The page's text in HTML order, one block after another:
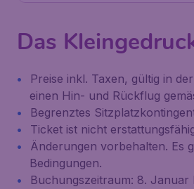
Das
Preise inkl. Taxen, gültig in
einen Hin- und Rückflug
Begrenztes
Ticket ist nicht
Änderungen vorbehalten. Es
Bedingungen.
Buchungszeitraum: 8. Januar